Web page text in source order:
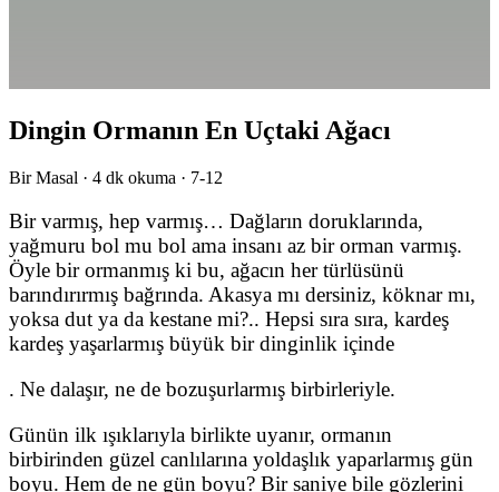
Dingin Ormanın En Uçtaki Ağacı
Bir Masal · 4 dk okuma · 7-12
Bir varmış, hep varmış… Dağların doruklarında,
yağmuru bol mu bol ama insanı az bir orman varmış.
Öyle bir ormanmış ki bu, ağacın her türlüsünü
barındırırmış bağrında. Akasya mı dersiniz, köknar mı,
yoksa dut ya da kestane mi?.. Hepsi sıra sıra, kardeş
kardeş yaşarlarmış büyük bir dinginlik içinde
. Ne dalaşır, ne de bozuşurlarmış birbirleriyle.
Günün ilk ışıklarıyla birlikte uyanır, ormanın
birbirinden güzel canlılarına yoldaşlık yaparlarmış gün
boyu. Hem de ne gün boyu? Bir saniye bile gözlerini